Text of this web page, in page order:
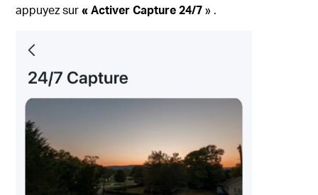
appuyez sur« ActiverCapture24/7» .